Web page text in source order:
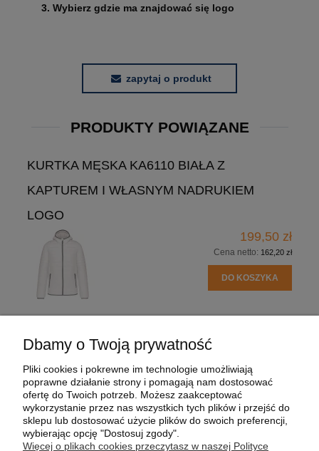
3. Wybierz gdzie ma znajdować się logo
zapytaj o produkt
PRODUKTY POWIĄZANE
KURTKA MĘSKA KA6110 BIAŁA Z
KAPTUREM I WŁASNYM NADRUKIEM
LOGO
199,50 zł
Cena netto: 162,20 zł
DO KOSZYKA
MOJE KONTO
PŁATNOŚCI I DOSTAWA
Dbamy o Twoją prywatność
Pliki cookies i pokrewne im technologie umożliwiają
poprawne działanie strony i pomagają nam dostosować
ofertę do Twoich potrzeb. Możesz zaakceptować
wykorzystanie przez nas wszystkich tych plików i przejść do
sklepu lub dostosować użycie plików do swoich preferencji,
wybierając opcję "Dostosuj zgody".
Więcej o plikach cookies przeczytasz w naszej Polityce